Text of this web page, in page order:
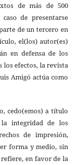
de más de 500
de presentarse
de un tercero en
el(los) autor(es)
en defensa de los
los efectos, la revista
Amigó actúa como
cedo(emos) a título
integridad de los
de impresión,
forma y medio, sin
en favor de la